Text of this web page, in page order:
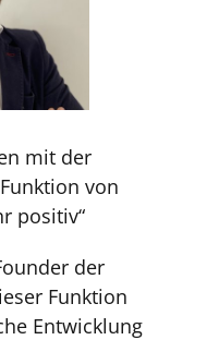
mit der
von
positiv“
der
Funktion
Entwicklung